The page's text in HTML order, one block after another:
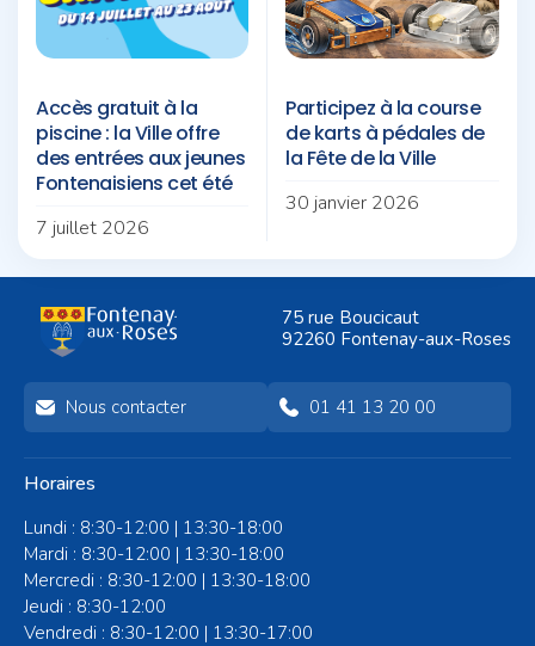
Accès gratuit à la
piscine : la Ville offre
des entrées aux jeunes
Fontenaisiens cet été
7 juillet 2026
Participez à la course
de karts à pédales de
la Fête de la Ville
30 janvier 2026
75 rue Boucicaut
92260 Fontenay-aux-Roses
Nous contacter 01 41 13 20 00
Horaires
Lundi : 8:30-12:00 | 13:30-18:00
Mardi : 8:30-12:00 | 13:30-18:00
Mercredi : 8:30-12:00 | 13:30-18:00
Jeudi : 8:30-12:00
Vendredi : 8:30-12:00 | 13:30-17:00